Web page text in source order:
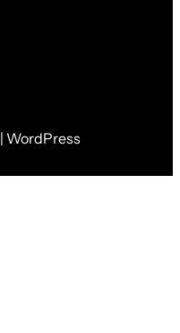
WordPress